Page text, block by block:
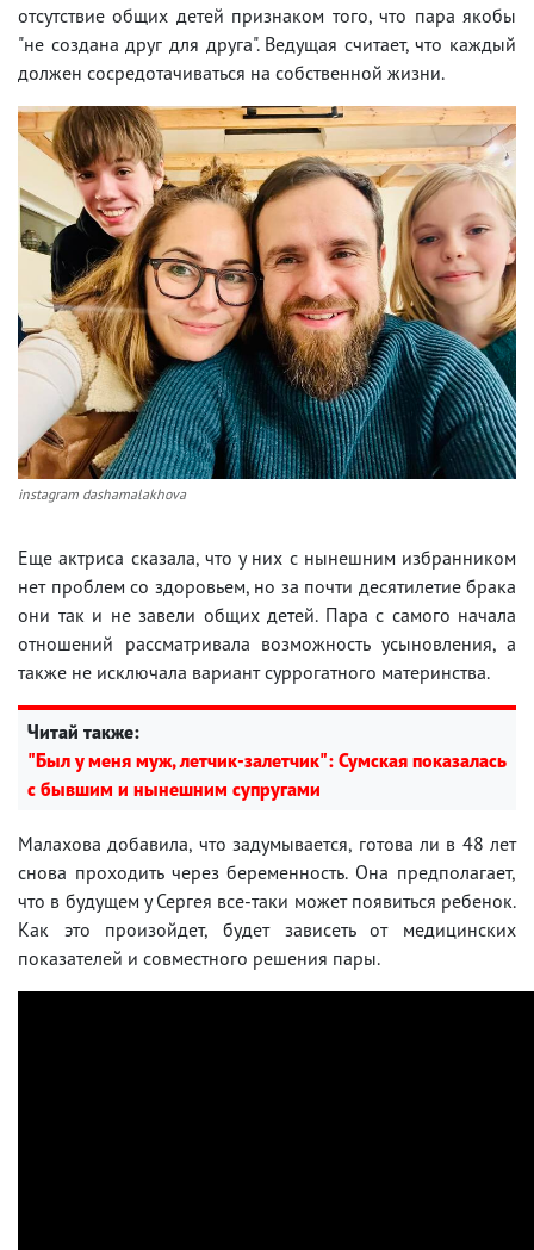
отсутствие общих детей признаком того, что пара якобы
"не создана друг для друга". Ведущая считает, что каждый
должен сосредотачиваться на собственной жизни.
instagram dashamalakhova
Еще актриса сказала, что у них с нынешним избранником
нет проблем со здоровьем, но за почти десятилетие брака
они так и не завели общих детей. Пара с самого начала
отношений рассматривала возможность усыновления, а
также не исключала вариант суррогатного материнства.
Читай также:
"Был у меня муж, летчик-залетчик": Сумская показалась
с бывшим и нынешним супругами
Малахова добавила, что задумывается, готова ли в 48 лет
снова проходить через беременность. Она предполагает,
что в будущем у Сергея все-таки может появиться ребенок.
Как это произойдет, будет зависеть от медицинских
показателей и совместного решения пары.